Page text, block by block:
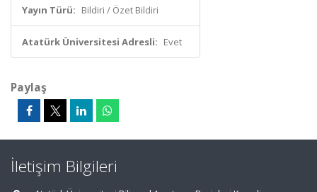
Yayın Türü: Bildiri / Özet Bildiri
Atatürk Üniversitesi Adresli: Evet
Paylaş
İletişim Bilgileri